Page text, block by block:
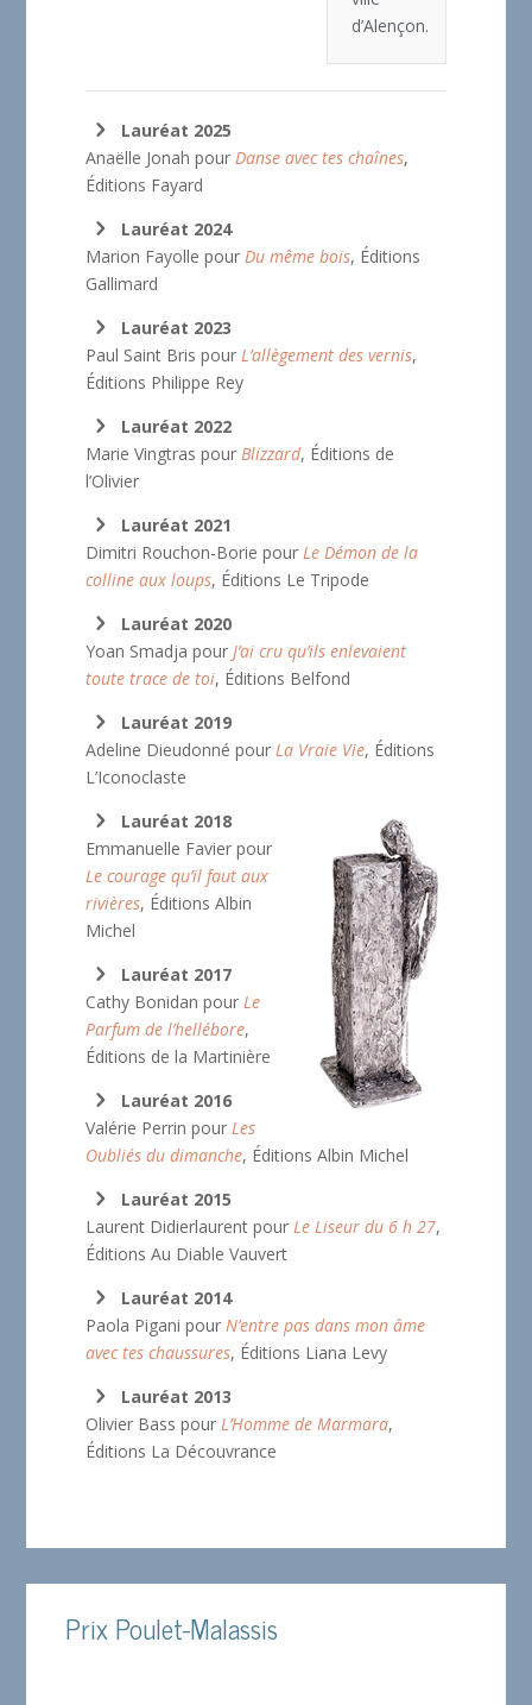
d’Alençon.
Lauréat 2025
Anaëlle Jonah pourDanse avec tes chaînes,
Éditions Fayard
Lauréat 2024
Marion Fayolle pourDu même bois, Éditions
Gallimard
Lauréat 2023
Paul Saint Bris pourL’allègement des vernis,
Éditions Philippe Rey
Lauréat 2022
Marie Vingtras pourBlizzard, Éditions de
l’Olivier
Lauréat 2021
Dimitri Rouchon-Borie pourLe Démon de la
colline aux loups, Éditions Le Tripode
Lauréat 2020
Yoan Smadja pourJ’ai cru qu’ils enlevaient
toute trace de toi, Éditions Belfond
Lauréat 2019
Adeline Dieudonné pourLa Vraie Vie, Éditions
L’Iconoclaste
Lauréat 2018
Emmanuelle Favier pour
Le courage qu’il faut aux
rivières, Éditions Albin
Michel
Lauréat 2017
Cathy Bonidan pourLe
Parfum de l’hellébore,
Éditions de la Martinière
Lauréat 2016
Valérie Perrin pourLes
Oubliés du dimanche, Éditions Albin Michel
Lauréat 2015
Laurent Didierlaurent pourLe Liseur du 6 h 27,
Éditions Au Diable Vauvert
Lauréat 2014
Paola Pigani pourN’entre pas dans mon âme
avec tes chaussures, Éditions Liana Levy
Lauréat 2013
Olivier Bass pourL’Homme de Marmara,
Éditions La Découvrance
Prix Poulet-Malassis